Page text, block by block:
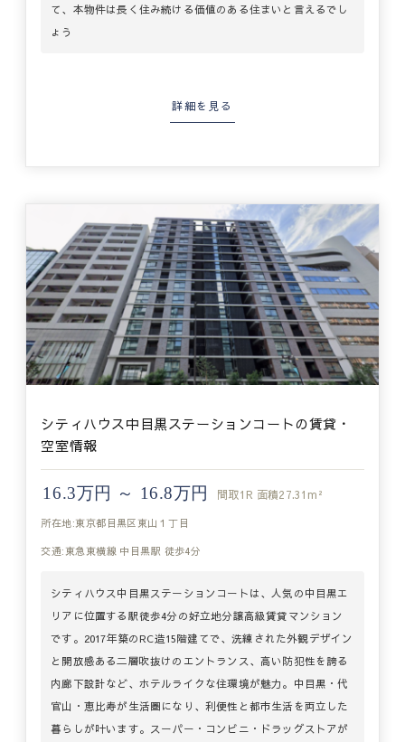
て、本物件は長く住み続ける価値のある住まいと言えるでし
ょう
詳細を見る
シティハウス中目黒ステーションコートの賃貸・
空室情報
16.3万円 ～ 16.8万円 間取1R 面積27.31m²
所在地:東京都目黒区東山１丁目
交通:東急東横線 中目黒駅 徒歩4分
シティハウス中目黒ステーションコートは、人気の中目黒エ
リアに位置する駅徒歩4分の好立地分譲高級賃貸マンション
です。2017年築のRC造15階建てで、洗練された外観デザイン
と開放感ある二層吹抜けのエントランス、高い防犯性を誇る
内廊下設計など、ホテルライクな住環境が魅力。中目黒・代
官山・恵比寿が生活圏になり、利便性と都市生活を両立した
暮らしが叶います。スーパー・コンビニ・ドラッグストアが